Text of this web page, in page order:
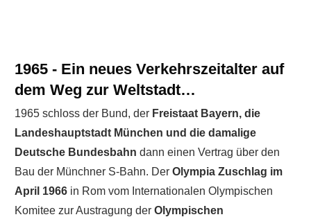
1965 - Ein neues Verkehrszeitalter auf
dem Weg zur Weltstadt…
1965 schloss der Bund, der Freistaat Bayern, die
Landeshauptstadt München und die damalige
Deutsche Bundesbahn dann einen Vertrag über den
Bau der Münchner S-Bahn. Der Olympia Zuschlag im
April 1966 in Rom vom Internationalen Olympischen
Komitee zur Austragung der Olympischen